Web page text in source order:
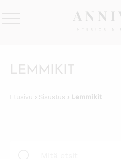
sisustusverkkokauppa
LEMMIKIT
Etusivu › Sisustus › Lemmikit